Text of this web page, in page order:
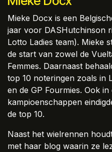
Mieke Docx is een
jaar voor DASHutchinson
Lotto Ladies team). Mieke
de start van zowel de
Femmes. Daarnaast
top 10 noteringen zoals in
en de GP Fourmies. Ook in
kampioenschappen
de top 10.
Naast het wielrennen
met haar blog waarin ze